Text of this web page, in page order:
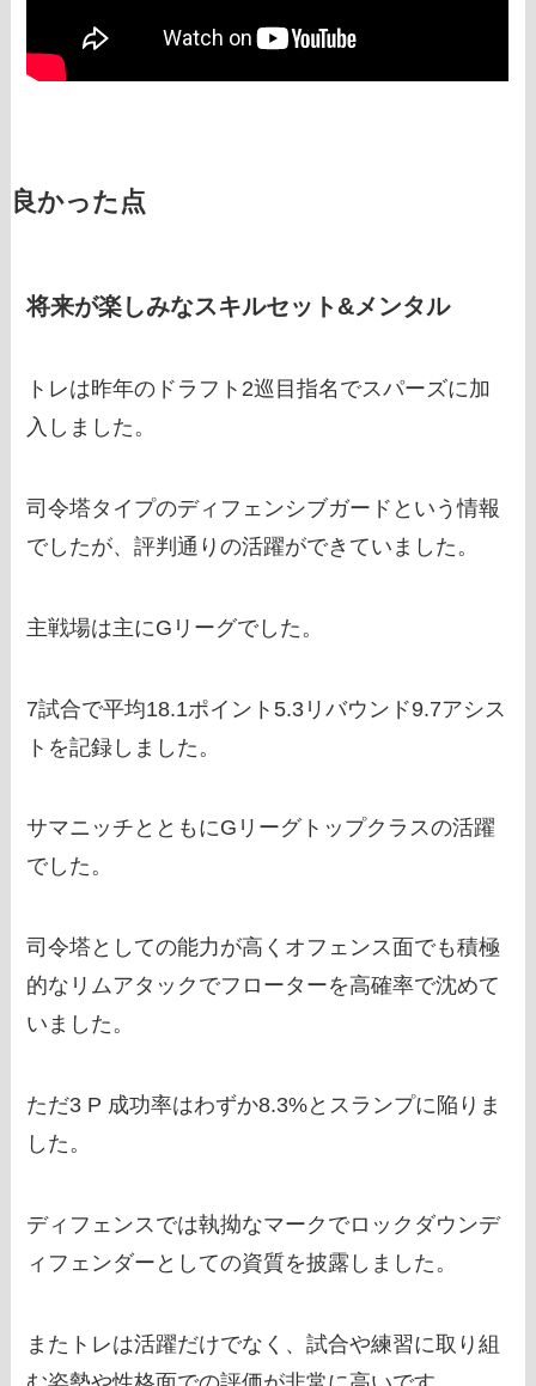
良かった点
将来が楽しみなスキルセット&メンタル
トレは昨年のドラフト2巡目指名でスパーズに加
入しました。
司令塔タイプのディフェンシブガードという情報
でしたが、評判通りの活躍ができていました。
主戦場は主にGリーグでした。
7試合で平均18.1ポイント5.3リバウンド9.7アシス
トを記録しました。
サマニッチとともにGリーグトップクラスの活躍
でした。
司令塔としての能力が高くオフェンス面でも積極
的なリムアタックでフローターを高確率で沈めて
いました。
ただ3 P 成功率はわずか8.3%とスランプに陥りま
した。
ディフェンスでは執拗なマークでロックダウンデ
ィフェンダーとしての資質を披露しました。
またトレは活躍だけでなく、試合や練習に取り組